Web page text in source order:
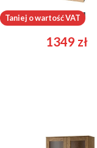
Brego 01
1349 zł
Taniej o wartość VAT